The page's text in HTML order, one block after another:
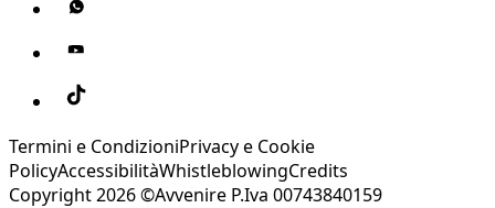
Termini e CondizioniPrivacy e Cookie
PolicyAccessibilitàWhistleblowingCredits
Copyright 2026 ©Avvenire P.Iva 00743840159